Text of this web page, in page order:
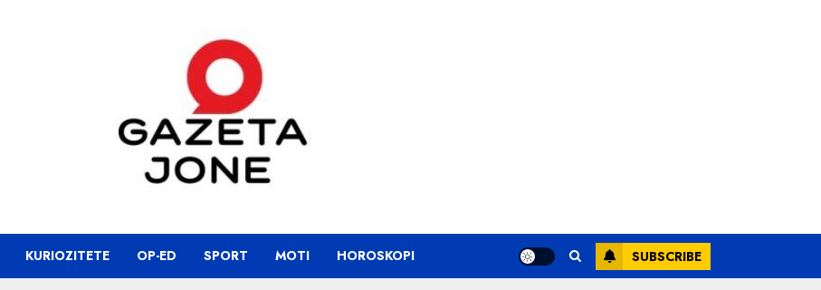
KURIOZITETE OP-ED SPORT MOTI HOROSKOPI SUBSCRIBE